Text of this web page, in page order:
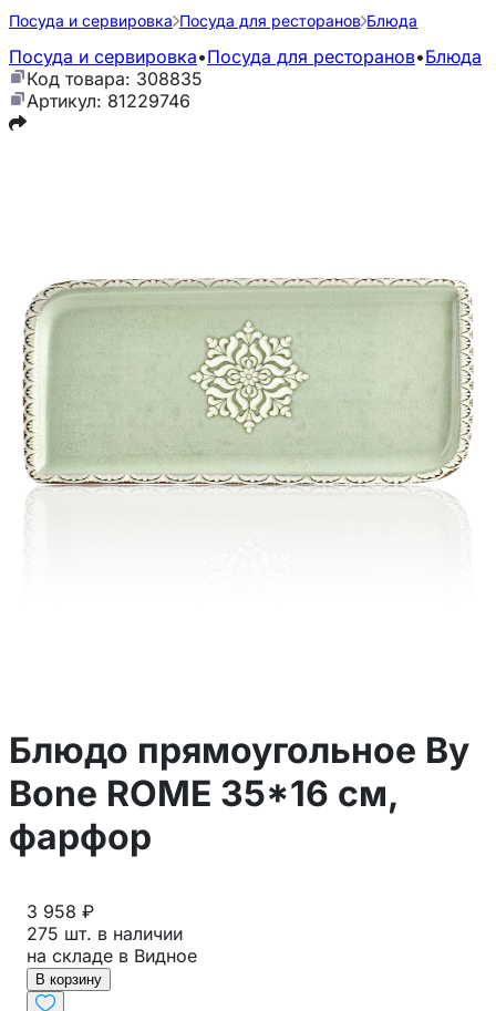
Посуда и сервировка Посуда для ресторанов Блюда
Посуда и сервировка•Посуда для ресторанов•Блюда
Код товара: 308835
Артикул: 81229746
Блюдо прямоугольное By
Bone ROME 35*16 cм,
фарфор
3 958 ₽
275 шт. в наличии
на складе в Видное
В корзину